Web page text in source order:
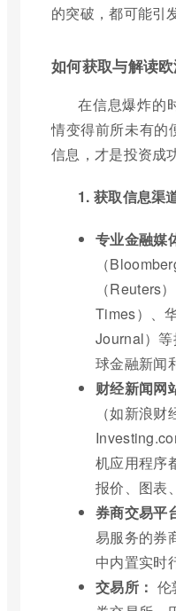
的突破，都可能引
如何获取与解读
在信息爆炸的
情变得前所未有的
信息，才是投资成
1. 获取信息渠
专业金融媒
（
（Reuters
Times）、
Journal）
球金融新闻
财经新闻网
（如新浪财
机应用程序
报价、图表
券商交易平
易服务的券
中内置实时
交易所： 伦